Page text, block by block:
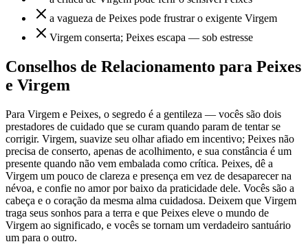
a vagueza de Peixes pode frustrar o exigente Virgem
Virgem conserta; Peixes escapa — sob estresse
Conselhos de Relacionamento para Peixes
e Virgem
Para Virgem e Peixes, o segredo é a gentileza — vocês são dois
prestadores de cuidado que se curam quando param de tentar se
corrigir. Virgem, suavize seu olhar afiado em incentivo; Peixes não
precisa de conserto, apenas de acolhimento, e sua constância é um
presente quando não vem embalada como crítica. Peixes, dê a
Virgem um pouco de clareza e presença em vez de desaparecer na
névoa, e confie no amor por baixo da praticidade dele. Vocês são a
cabeça e o coração da mesma alma cuidadosa. Deixem que Virgem
traga seus sonhos para a terra e que Peixes eleve o mundo de
Virgem ao significado, e vocês se tornam um verdadeiro santuário
um para o outro.